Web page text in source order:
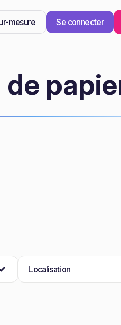
mesure Se connecter
de
Localisation